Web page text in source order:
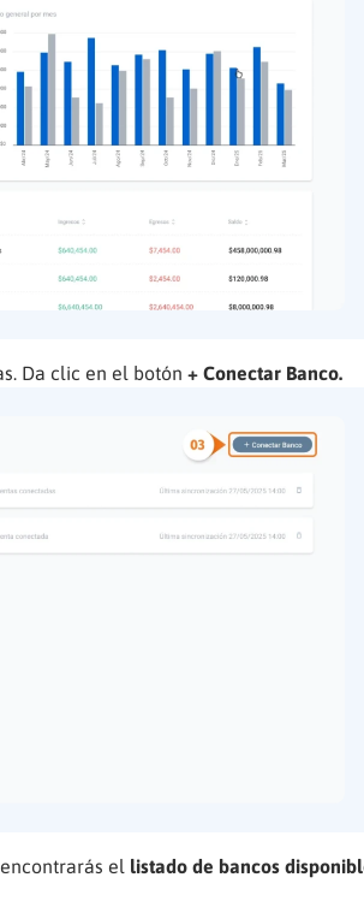
Da clic en el botón + Conectar Banco.
el listado de bancos